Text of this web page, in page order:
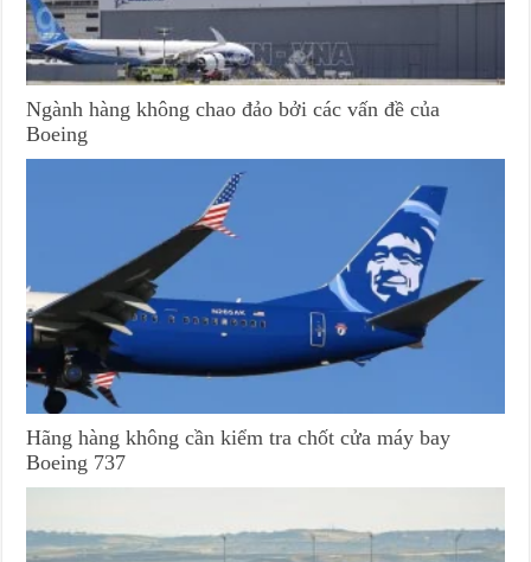
Ngành hàng không chao đảo bởi các vấn đề của
Boeing
Hãng hàng không cần kiểm tra chốt cửa máy bay
Boeing 737